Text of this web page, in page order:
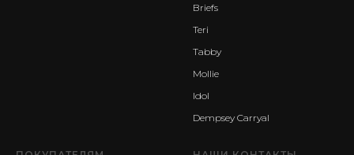
Briefs
Teri
Tabby
Mollie
Idol
Dempsey Carryal